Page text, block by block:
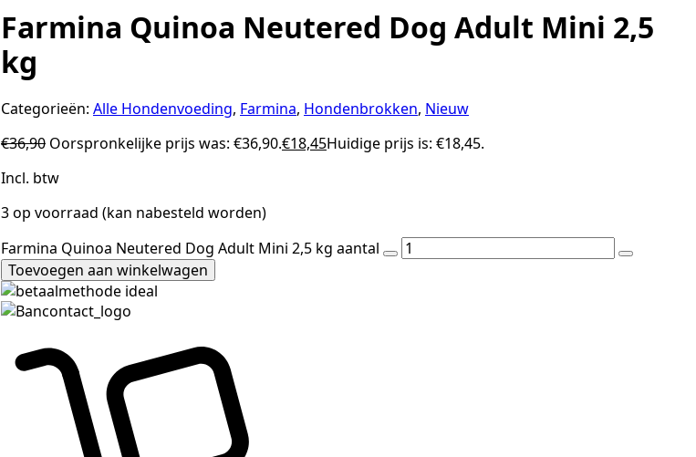
Farmina Quinoa Neutered Dog Adult Mini 2,5
kg
Categorieën: Alle Hondenvoeding, Farmina, Hondenbrokken, Nieuw
€36,90 Oorspronkelijke prijs was: €36,90.€18,45Huidige prijs is: €18,45.
Incl. btw
3 op voorraad (kan nabesteld worden)
Farmina Quinoa Neutered Dog Adult Mini 2,5 kg aantal
Toevoegen aan winkelwagen